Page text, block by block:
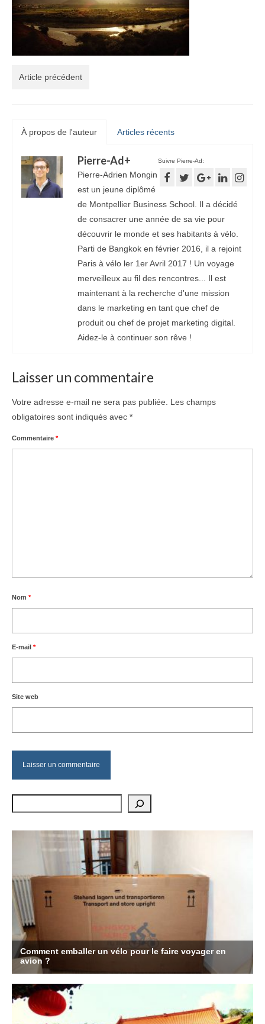
Article précédent
À propos de l'auteur Articles récents
Suivre Pierre-Ad:
Pierre-Ad+
Pierre-Adrien Mongin
est un jeune diplômé
de Montpellier Business School. Il a décidé
de consacrer une année de sa vie pour
découvrir le monde et ses habitants à vélo.
Parti de Bangkok en février 2016, il a rejoint
Paris à vélo ler 1er Avril 2017 ! Un voyage
merveilleux au fil des rencontres... Il est
maintenant à la recherche d'une mission
dans le marketing en tant que chef de
produit ou chef de projet marketing digital.
Aidez-le à continuer son rêve !
Laisser un commentaire
Votre adresse e-mail ne sera pas publiée.
Les champs
obligatoires sont indiqués avec *
Commentaire *
Nom *
E-mail *
Site web